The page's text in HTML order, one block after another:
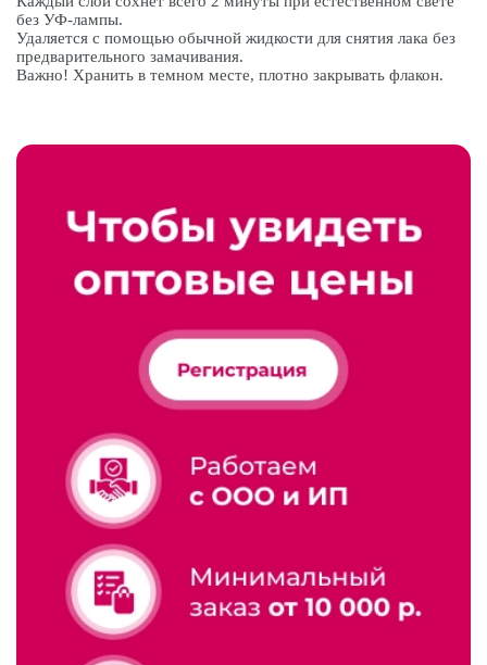
без УФ-лампы.
Удаляется с помощью обычной жидкости для снятия лака без
предварительного замачивания.
Важно! Хранить в темном месте, плотно закрывать флакон.